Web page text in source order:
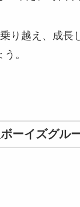
り越え、成長
。
ーイズグル